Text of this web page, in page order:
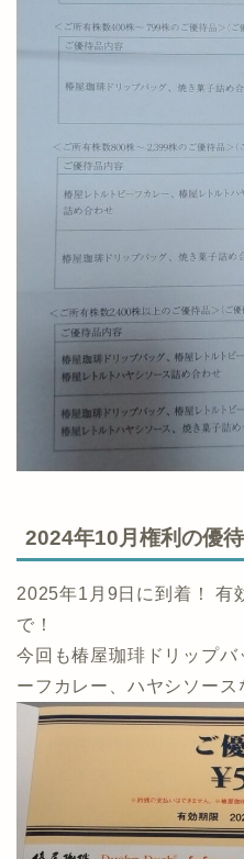
2024年10月権利の優待
2025年1月9日に到着！ 有
で！
今回も椿屋珈琲ドリップ
ーフカレー、ハヤシソース